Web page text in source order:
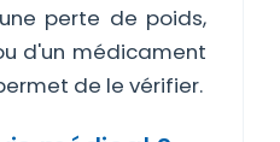
perte de poids,
d'un médicament
de le vérifier.